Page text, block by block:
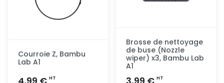
Courroie Z, Bambu
Lab A1
HT
Brosse de nettoyage
de buse (Nozzle
wiper) x3, Bambu Lab
A1
HT